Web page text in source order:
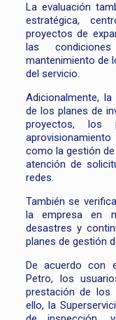
La evaluación
estratégica,
proyectos de
las
mantenimiento de
del servicio.
Adicionalmente,
de los planes de
proyectos, los
como la gestión
atención de
redes.
También se
la empresa en
desastres y
planes de gestión
De acuerdo con
Petro, los
prestación de los
ello, la